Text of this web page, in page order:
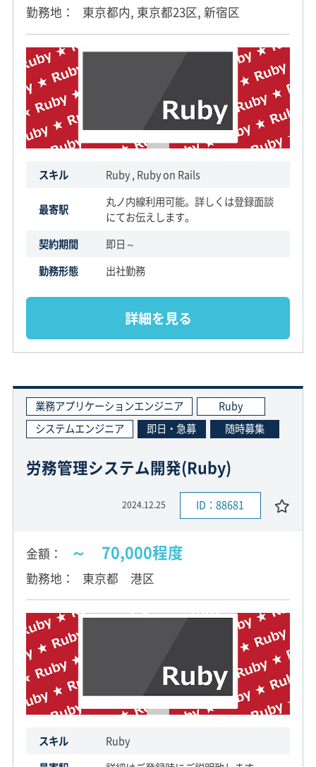
勤務地 東京都内, 東京都23区, 新宿区
スキル Ruby , Ruby on Rails
最寄駅
丸ノ内線利用可能。詳しくは登録面談
にてお伝えします。
契約期間
即日～
勤務形態
出社勤務
詳細を見る
業務アプリケーションエンジニア
Ruby
システムエンジニア
即日・急募 随時募集
労務管理システム開発(Ruby)
2024.12.25 ID：88681
金額 ～ 70,000程度
勤務地 東京都 港区
スキル
Ruby